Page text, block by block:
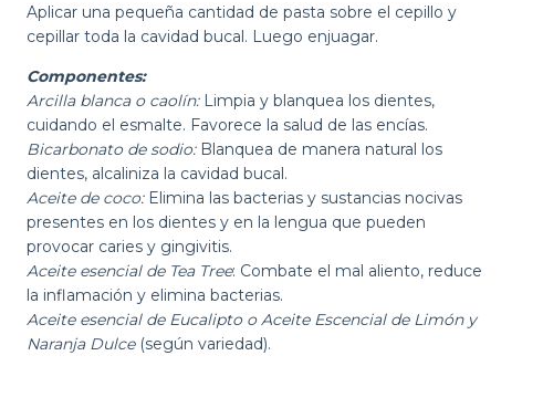
Aplicar una pequeña cantidad de pasta sobre el cepillo y
cepillar toda la cavidad bucal. Luego enjuagar.
Componentes:
Arcilla blanca o caolín:Limpia y blanquea los dientes,
cuidando el esmalte. Favorece la salud de las encías.
Bicarbonato de sodio:Blanquea de manera natural los
dientes, alcaliniza la cavidad bucal.
Aceite de coco:Elimina las bacterias y sustancias nocivas
presentes en los dientes y en la lengua que pueden
provocar caries y gingivitis.
Aceite esencial de Tea Tree: Combate el mal aliento, reduce
la inflamación y elimina bacterias.
Aceite esencial de Eucalipto o Aceite Escencial de Limón y
Naranja Dulce(según variedad).